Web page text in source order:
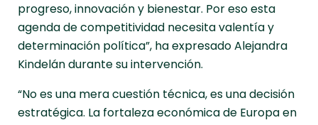
progreso, innovación y bienestar. Por eso esta
agenda de competitividad necesita valentía y
determinación política”, ha expresado Alejandra
Kindelán durante su intervención.
“No es una mera cuestión técnica, es una decisión
estratégica. La fortaleza económica de Europa en